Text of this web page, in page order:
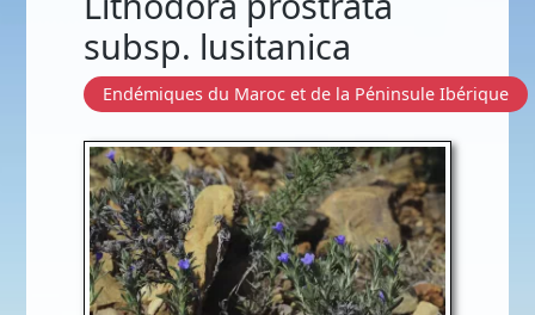
subsp. lusitanica
Endémiques du Maroc et de la Péninsule Ibérique